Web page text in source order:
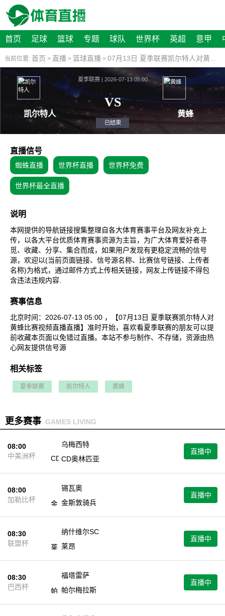
首页 足球 篮球 专题 球队 世界杯 英超 意甲
当前位置: 首页 > 直播> 篮球直播> 07月13日 夏季联赛凯尔特人对黄蜂比赛视频直播
夏季联赛 | 2026-07-13 05:00
VS
直播信号
蜘蛛直播 世界杯直播 世界杯免费
世界杯最全直播
说明
本网提供的导航链接搜集整理自各大体育赛事平台及网友补充上
传，以各大平台优质体育赛事资源为主旨，为广大体育爱好者寻
觅、收藏、分享、集合而成，如果用户发现有更稳定流畅的信号
源，欢迎以(当前页面链接、信号源名称、比赛信号链接、上传者
名称)为格式，通过邮件方式上传相关链接，网友上传链接不得包
含违法违规内容.
赛事信息
北京时间：2026-07-13 05:00 ，【07月13日 夏季联赛凯尔特人对
黄蜂比赛视频直播直播】准时开始，喜欢看夏季联赛的朋友可以提
前收藏本页面以免错过直播。本站不参与制作、不存储，资源由热
心网友提供信号源
相关标签
夏季联赛 凯尔特人 黄蜂
更多赛事 GAMES LIVING
08:00
中美洲杯
乌梅西特
CD奥林匹亚
直播中
08:00
加勒比杯
锡瓦奥
金斯敦骑兵
直播中
08:30
联盟杯
纳什维尔SC
莱昂
直播中
08:30
巴西杯
福塔雷萨
帕尔梅拉斯
直播中